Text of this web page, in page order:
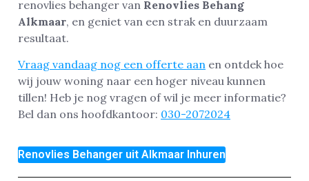
renovlies behanger van Renovlies Behang
Alkmaar, en geniet van een strak en duurzaam
resultaat.
Vraag vandaag nog een offerte aan en ontdek hoe
wij jouw woning naar een hoger niveau kunnen
tillen! Heb je nog vragen of wil je meer informatie?
Bel dan ons hoofdkantoor: 030-2072024
Renovlies Behanger uit Alkmaar Inhuren